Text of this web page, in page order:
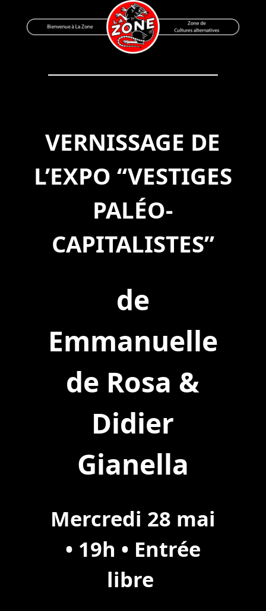
to
Bienvenue à La Zone
Zone de Cultures Alternatives
VERNISSAGE DE
L’EXPO “VESTIGES
PALÉO-
CAPITALISTES”
de
Emmanuelle
de Rosa &
Didier
Gianella
Mercredi 28 mai
• 19h • Entrée
libre